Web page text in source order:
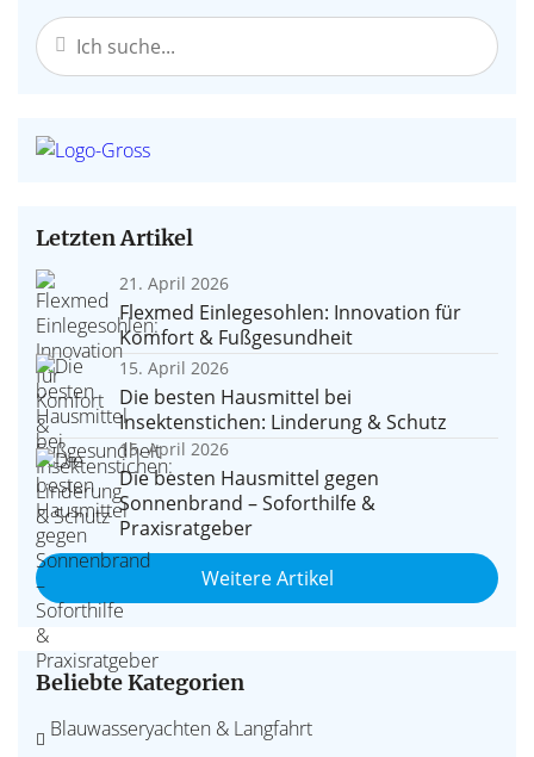
Letzten Artikel
21. April 2026
Flexmed Einlegesohlen: Innovation für
Komfort & Fußgesundheit
15. April 2026
Die besten Hausmittel bei
Insektenstichen: Linderung & Schutz
15. April 2026
Die besten Hausmittel gegen
Sonnenbrand – Soforthilfe &
Praxisratgeber
Weitere Artikel
Beliebte Kategorien
Blauwasseryachten & Langfahrt